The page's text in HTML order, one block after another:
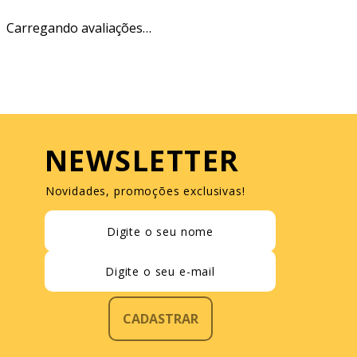
Carregando avaliações…
NEWSLETTER
Novidades, promoções exclusivas!
CADASTRAR